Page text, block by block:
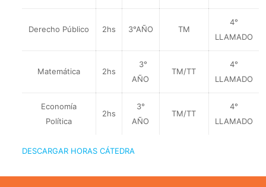
Derecho Público 2hs 3°AÑO TM
4°
LLAMADO
Matemática 2hs
3°
AÑO
TM/TT
4°
LLAMADO
Economía
Política
2hs
3°
AÑO
TM/TT
4°
LLAMADO
DESCARGAR HORAS CÁTEDRA